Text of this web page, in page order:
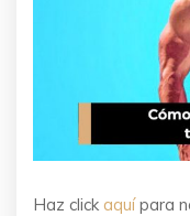
Haz click aquípara